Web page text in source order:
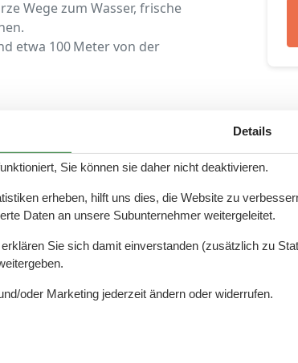
Wege zum Wasser, frische
etwa 100 Meter von der
wird und der Spaziergang zum
dem Aufwachen. Die Nähe zum
Ihre Unterkunft genau diesen
und entspannte Stunden
und bieten alles, was man für
Wohnbereiche, Terrassen
die Lage – der Strand ist nie
ein.
Details
Sie können sie daher nicht deaktivieren.
erheben, hilft uns dies, die Website zu
Daten an unsere Subunternehmer weitergeleitet.
Sie sich damit einverstanden (zusätzlich zu
oder Marketing jederzeit ändern oder widerrufen.